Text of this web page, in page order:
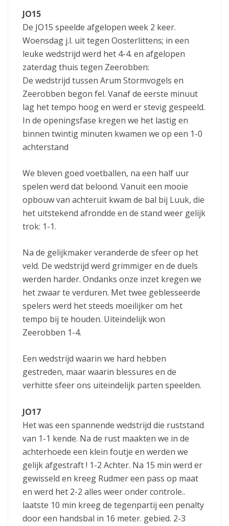
JO15
De JO15 speelde afgelopen week 2 keer.
Woensdag j.l. uit tegen Oosterlittens; in een
leuke wedstrijd werd het 4-4. en afgelopen
zaterdag thuis tegen Zeerobben:
De wedstrijd tussen Arum Stormvogels en
Zeerobben begon fel. Vanaf de eerste minuut
lag het tempo hoog en werd er stevig gespeeld.
In de openingsfase kregen we het lastig en
binnen twintig minuten kwamen we op een 1-0
achterstand
We bleven goed voetballen, na een half uur
spelen werd dat beloond. Vanuit een mooie
opbouw van achteruit kwam de bal bij Luuk, die
het uitstekend afrondde en de stand weer gelijk
trok: 1-1.
Na de gelijkmaker veranderde de sfeer op het
veld. De wedstrijd werd grimmiger en de duels
werden harder. Ondanks onze inzet kregen we
het zwaar te verduren. Met twee geblesseerde
spelers werd het steeds moeilijker om het
tempo bij te houden. Uiteindelijk won
Zeerobben 1-4.
Een wedstrijd waarin we hard hebben
gestreden, maar waarin blessures en de
verhitte sfeer ons uiteindelijk parten speelden.
JO17
Het was een spannende wedstrijd die ruststand
van 1-1 kende. Na de rust maakten we in de
achterhoede een klein foutje en werden we
gelijk afgestraft ! 1-2 Achter. Na 15 min werd er
gewisseld en kreeg Rudmer een pass op maat
en werd het 2-2 alles weer onder controle..
laatste 10 min kreeg de tegenpartij een penalty
door een handsbal in 16 meter. gebied. 2-3